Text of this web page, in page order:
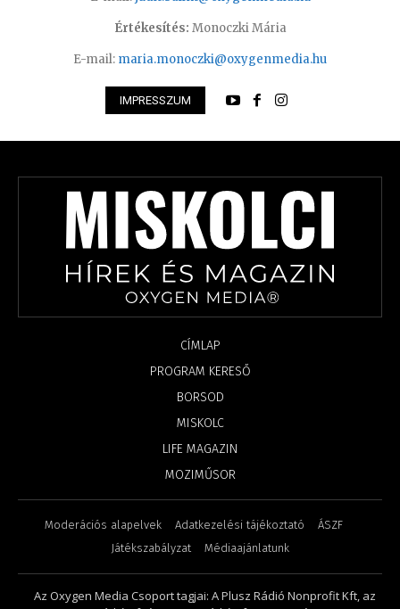
Értékesítés: Monoczki Mária
E-mail: maria.monoczki@oxygenmedia.hu
IMPRESSZUM
CÍMLAP
PROGRAM KERESŐ
BORSOD
MISKOLC
LIFE MAGAZIN
MOZIMŰSOR
Moderációs alapelvek Adatkezelési tájékoztató
ÁSZF
Játékszabályzat
Médiaajánlatunk
Az Oxygen Media Csoport tagjai: A Plusz Rádió Nonprofit Kft, az